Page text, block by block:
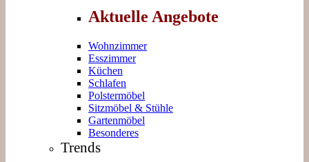
Aktuelle Angebote
Wohnzimmer
Esszimmer
Küchen
Schlafen
Polstermöbel
Sitzmöbel & Stühle
Gartenmöbel
Besonderes
Trends